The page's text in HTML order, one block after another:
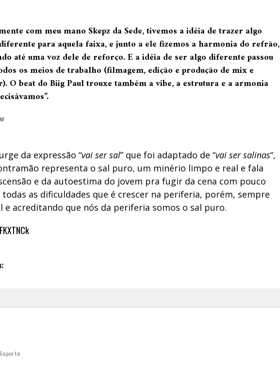
com meu mano Skepz da Sede, tivemos a idéia de trazer algo
para aquela faixa, e junto a ele fizemos a harmonia do refrão,
até uma voz dele de reforço. E a idéia de ser algo diferente passou
os meios de trabalho (filmagem, edição e produção de mix e
O beat do Biig Paul trouxe também a vibe, a estrutura e a armonia
da expressão “vai ser sal” que foi adaptado de “vai ser salinas“,
representa o sal puro, um minério limpo e real e fala
e da autoestima do jovem pra fugir da cena com pouco
as dificuldades que é crescer na periferia, porém, sempre
e acreditando que nós da periferia somos o sal puro.
Suporte